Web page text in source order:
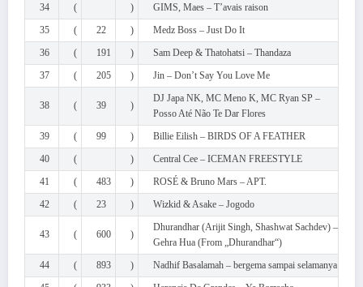
34
( )
GIMS, Maes – T’avais raison
35
( 22 )
Medz Boss – Just Do It
36
( 191 )
Sam Deep & Thatohatsi – Thandaza
37
( 205 ) Jin – Don’t Say You Love Me
38 ( 39 )
DJ Japa NK, MC Meno K, MC Ryan SP –
Posso Até Não Te Dar Flores
39
( 99 )
Billie Eilish – BIRDS OF A FEATHER
40
( )
Central Cee – ICEMAN FREESTYLE
41
( 483 )
ROSÉ & Bruno Mars – APT.
42
( 23 ) Wizkid & Asake – Jogodo
43 ( 600 )
Dhurandhar (Arijit Singh, Shashwat Sachdev) –
Gehra Hua (From „Dhurandhar“)
44
( 893 )
Nadhif Basalamah – bergema sampai selamanya